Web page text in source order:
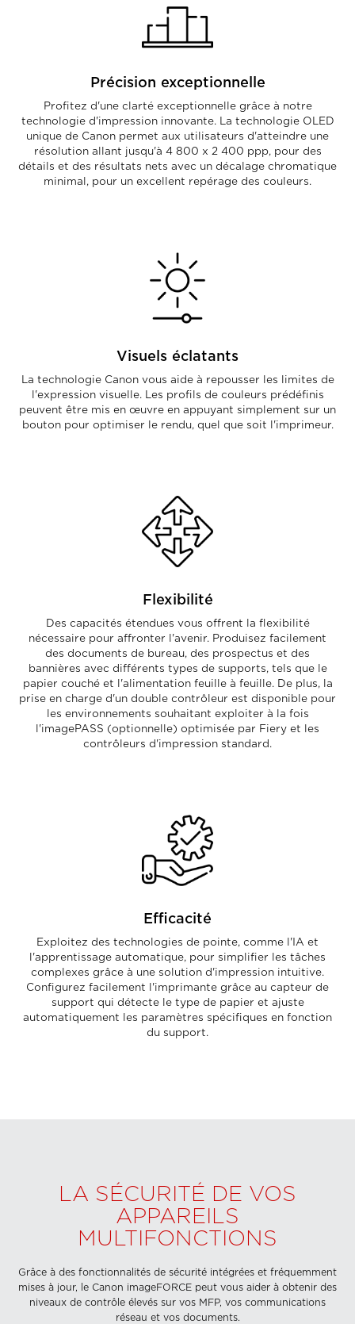
Précision exceptionnelle
Profitez d'une clarté exceptionnelle grâce à notre
technologie d'impression innovante. La technologie OLED
unique de Canon permet aux utilisateurs d'atteindre une
résolution allant jusqu'à 4 800 x 2 400 ppp, pour des
détails et des résultats nets avec un décalage chromatique
minimal, pour un excellent repérage des couleurs.
Visuels éclatants
La technologie Canon vous aide à repousser les limites de
l'expression visuelle. Les profils de couleurs prédéfinis
peuvent être mis en œuvre en appuyant simplement sur un
bouton pour optimiser le rendu, quel que soit l'imprimeur.
Flexibilité
Des capacités étendues vous offrent la flexibilité
nécessaire pour affronter l'avenir. Produisez facilement
des documents de bureau, des prospectus et des
bannières avec différents types de supports, tels que le
papier couché et l'alimentation feuille à feuille. De plus, la
prise en charge d'un double contrôleur est disponible pour
les environnements souhaitant exploiter à la fois
l'imagePASS (optionnelle) optimisée par Fiery et les
contrôleurs d'impression standard.
Efficacité
Exploitez des technologies de pointe, comme l'IA et
l'apprentissage automatique, pour simplifier les tâches
complexes grâce à une solution d'impression intuitive.
Configurez facilement l'imprimante grâce au capteur de
support qui détecte le type de papier et ajuste
automatiquement les paramètres spécifiques en fonction
du support.
LA SÉCURITÉ DE VOS
APPAREILS
MULTIFONCTIONS
Grâce à des fonctionnalités de sécurité intégrées et fréquemment
mises à jour, le Canon imageFORCE peut vous aider à obtenir des
niveaux de contrôle élevés sur vos MFP, vos communications
réseau et vos documents.